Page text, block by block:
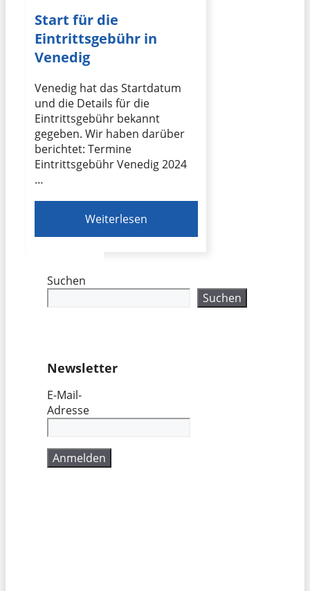
Start für die
Eintrittsgebühr in
Venedig
Venedig hat das Startdatum
und die Details für die
Eintrittsgebühr bekannt
gegeben. Wir haben darüber
berichtet: Termine
Eintrittsgebühr Venedig 2024
…
Weiterlesen
Suchen
Suchen
Newsletter
E-Mail-
Adresse